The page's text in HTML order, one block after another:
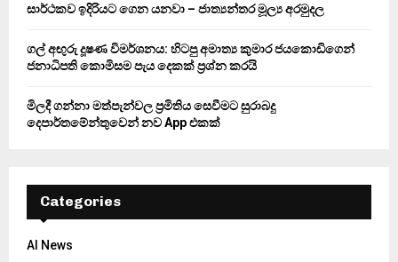
සාර්ථකව ඉදිරියට ගෙන යනවා – ජාත්‍යන්තර මූල්‍ය අරමුදල
ගල් අඟුරු දූෂණ විමර්ශනය: හිටපු අමාත්‍ය කුමාර ජයකොඩිගෙන්
ජනාධිපති කොමිසම පැය දෙකක් ප්‍රශ්න කරයි
මිලදී ගන්නා මත්පැන්වල ප්‍රමිතිය සෙවීමට සුරාබදු
දෙපාර්තමේන්තුවෙන් නව App එකක්
Categories
AI News